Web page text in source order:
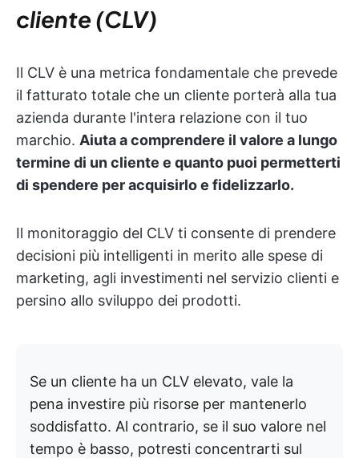
cliente (CLV)
Il CLV è una metrica fondamentale che prevede
il fatturato totale che un cliente porterà alla tua
azienda durante l'intera relazione con il tuo
marchio. Aiuta a comprendere il valore a lungo
termine di un cliente e quanto puoi permetterti
di spendere per acquisirlo e fidelizzarlo.
Il monitoraggio del CLV ti consente di prendere
decisioni più intelligenti in merito alle spese di
marketing, agli investimenti nel servizio clienti e
persino allo sviluppo dei prodotti.
Se un cliente ha un CLV elevato, vale la
pena investire più risorse per mantenerlo
soddisfatto. Al contrario, se il suo valore nel
tempo è basso, potresti concentrarti sul